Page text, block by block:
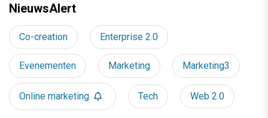
NieuwsAlert
Co-creation Enterprise 2.0
Evenementen Marketing Marketing3
Online marketing Tech Web 2.0